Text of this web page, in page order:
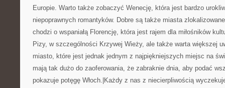
Europie. Warto także zobaczyć Wenecję, która jest bardzo
niepoprawnych romantyków. Dobre są także miasta
chodzi o wspaniałą Florencję, która jest rajem dla miłośników
Pizy, w szczególności Krzywej Wieży, ale także warta większej
miasto, które jest jednak jednym z najpiękniejszych miejsc na
mają tak dużo do zaoferowania, że zabraknie dnia, aby podać
pokazuje potęgę Włoch.|Każdy z nas z niecierpliwością